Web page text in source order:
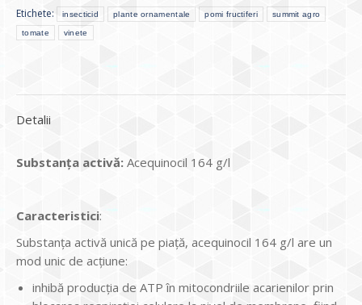
Etichete:
insecticid plante ornamentale pomi fructiferi summit agro
tomate vinete
Detalii
Substanţa activă: Acequinocil 164 g/l
Caracteristici:
Substanța activă unică pe piață, acequinocil 164 g/l are un
mod unic de acțiune:
inhibă producția de ATP în mitocondriile acarienilor prin